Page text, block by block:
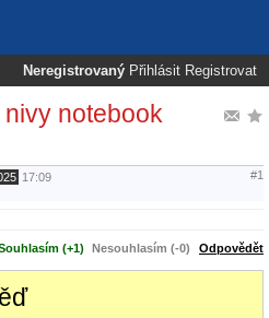
Neregistrovaný Přihlásit Registrovat
notebook
17:09 #1
(+1) Nesouhlasím (-0) Odpovědět